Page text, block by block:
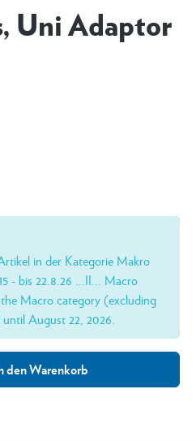
Uni Adaptor
in der Kategorie Makro
- bis 22.8.26 ...II... Macro
Macro category (excluding
August 22, 2026.
den Warenkorb